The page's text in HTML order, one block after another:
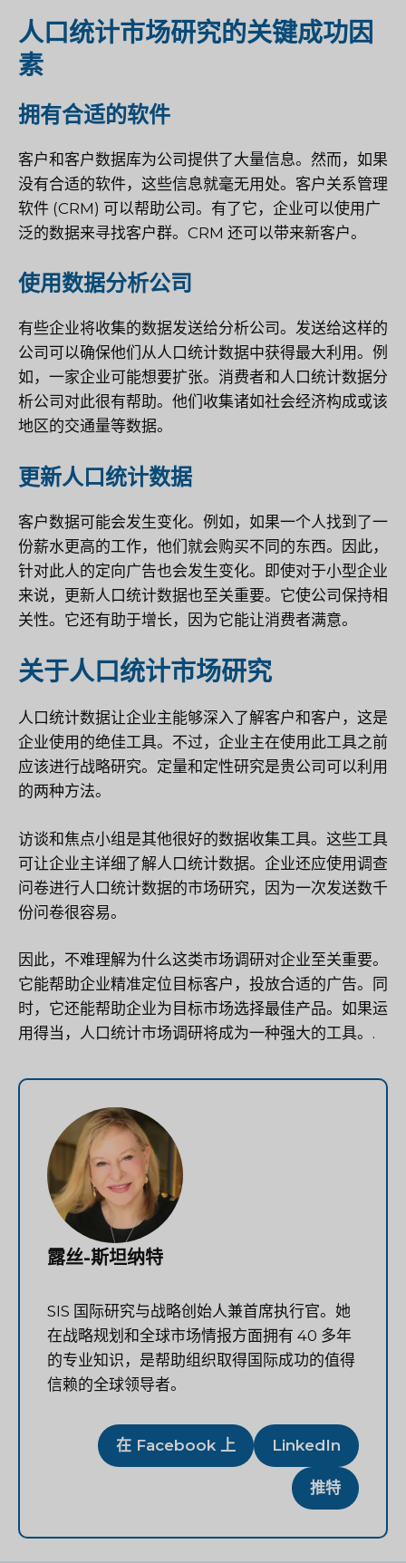
人口统计市场研究的关键成功因
素
拥有合适的软件
客户和客户数据库为公司提供了大量信息。然而，如果
没有合适的软件，这些信息就毫无用处。客户关系管理
软件 (CRM) 可以帮助公司。有了它，企业可以使用广
泛的数据来寻找客户群。CRM 还可以带来新客户。
使用数据分析公司
有些企业将收集的数据发送给分析公司。发送给这样的
公司可以确保他们从人口统计数据中获得最大利用。例
如，一家企业可能想要扩张。消费者和人口统计数据分
析公司对此很有帮助。他们收集诸如社会经济构成或该
地区的交通量等数据。
更新人口统计数据
客户数据可能会发生变化。例如，如果一个人找到了一
份薪水更高的工作，他们就会购买不同的东西。因此，
针对此人的定向广告也会发生变化。即使对于小型企业
来说，更新人口统计数据也至关重要。它使公司保持相
关性。它还有助于增长，因为它能让消费者满意。
关于人口统计市场研究
人口统计数据让企业主能够深入了解客户和客户，这是
企业使用的绝佳工具。不过，企业主在使用此工具之前
应该进行战略研究。定量和定性研究是贵公司可以利用
的两种方法。
访谈和焦点小组是其他很好的数据收集工具。这些工具
可让企业主详细了解人口统计数据。企业还应使用调查
问卷进行人口统计数据的市场研究，因为一次发送数千
份问卷很容易。
因此，不难理解为什么这类市场调研对企业至关重要。
它能帮助企业精准定位目标客户，投放合适的广告。同
时，它还能帮助企业为目标市场选择最佳产品。如果运
用得当，人口统计市场调研将成为一种强大的工具。.
露丝-斯坦纳特
SIS 国际研究与战略创始人兼首席执行官。她
在战略规划和全球市场情报方面拥有 40 多年
的专业知识，是帮助组织取得国际成功的值得
信赖的全球领导者。
在 Facebook 上 LinkedIn
推特